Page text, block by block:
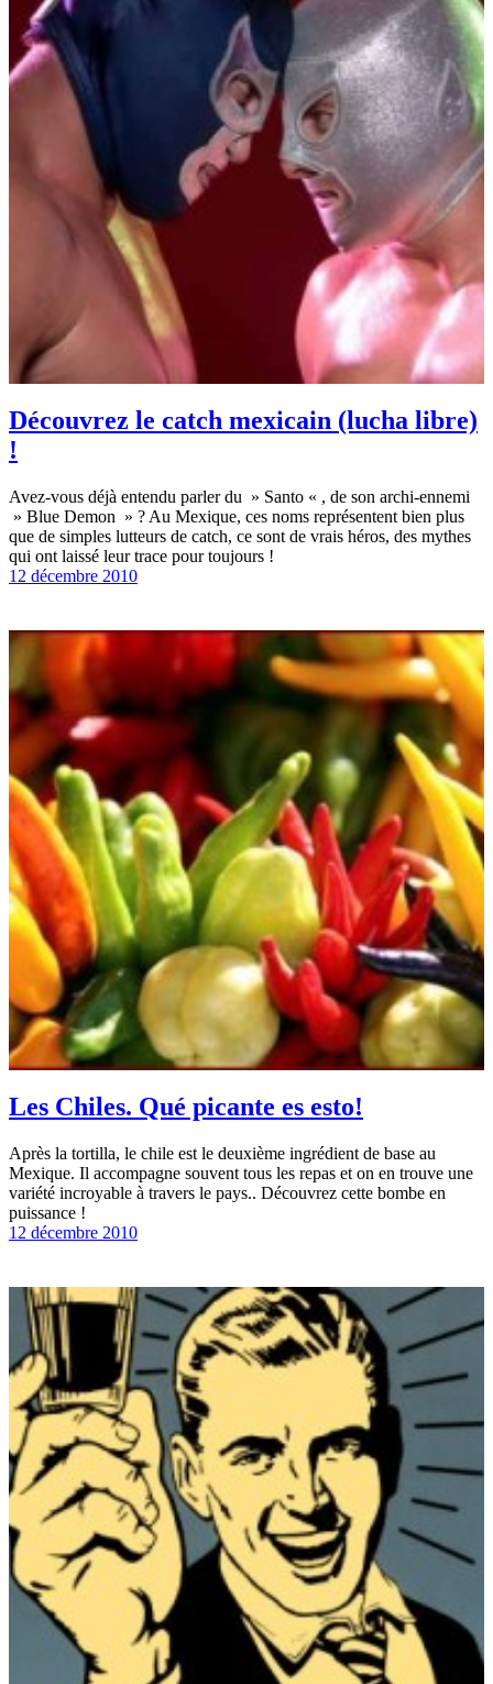
Découvrez le catch mexicain (lucha libre)
!
Avez-vous déjà entendu parler du » Santo « , de son archi-ennemi
» Blue Demon » ? Au Mexique, ces noms représentent bien plus
que de simples lutteurs de catch, ce sont de vrais héros, des mythes
qui ont laissé leur trace pour toujours !
12 décembre 2010
Les Chiles. Qué picante es esto!
Après la tortilla, le chile est le deuxième ingrédient de base au
Mexique. Il accompagne souvent tous les repas et on en trouve une
variété incroyable à travers le pays.. Découvrez cette bombe en
puissance !
12 décembre 2010